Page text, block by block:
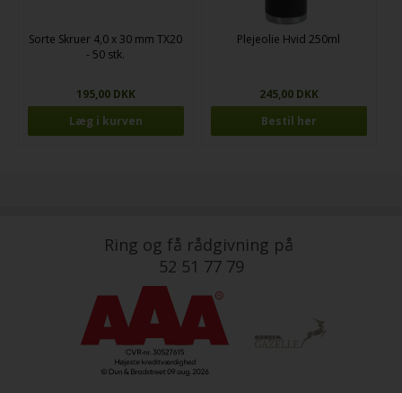
Sorte Skruer 4,0 x 30 mm TX20
- 50 stk.
195,00 DKK
Plejeolie Hvid 250ml
245,00 DKK
Bestil her
Ring og få rådgivning på
52 51 77 79